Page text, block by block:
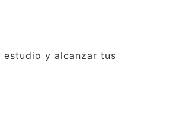
y alcanzar tus